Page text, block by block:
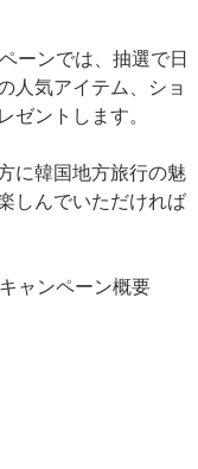
ーンでは、抽選で日
人気アイテム、ショ
ゼントします。
に韓国地方旅行の魅
しんでいただければ
ャンペーン概要